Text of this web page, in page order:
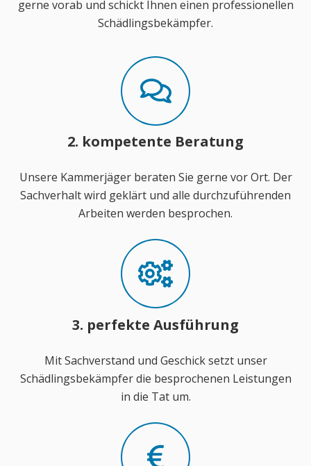
gerne vorab und schickt Ihnen einen professionellen
Schädlingsbekämpfer.
2. kompetente Beratung
Unsere Kammerjäger beraten Sie gerne vor Ort. Der
Sachverhalt wird geklärt und alle durchzuführenden
Arbeiten werden besprochen.
3. perfekte Ausführung
Mit Sachverstand und Geschick setzt unser
Schädlingsbekämpfer die besprochenen Leistungen
in die Tat um.